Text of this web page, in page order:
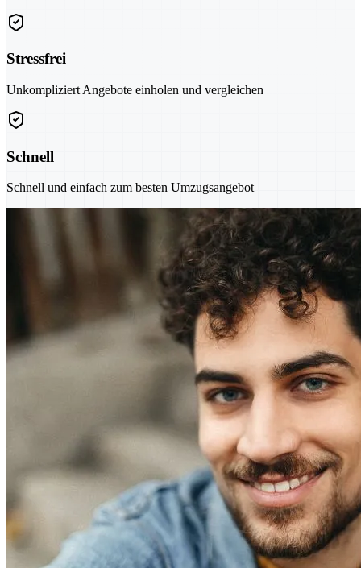
Stressfrei
Unkompliziert Angebote einholen und vergleichen
Schnell
Schnell und einfach zum besten Umzugsangebot